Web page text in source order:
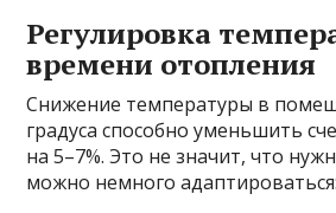
Регулировка
времени отопления
Снижение температуры в
градуса способно уменьшить
на 5–7%. Это не значит, что
можно немного адаптироваться: